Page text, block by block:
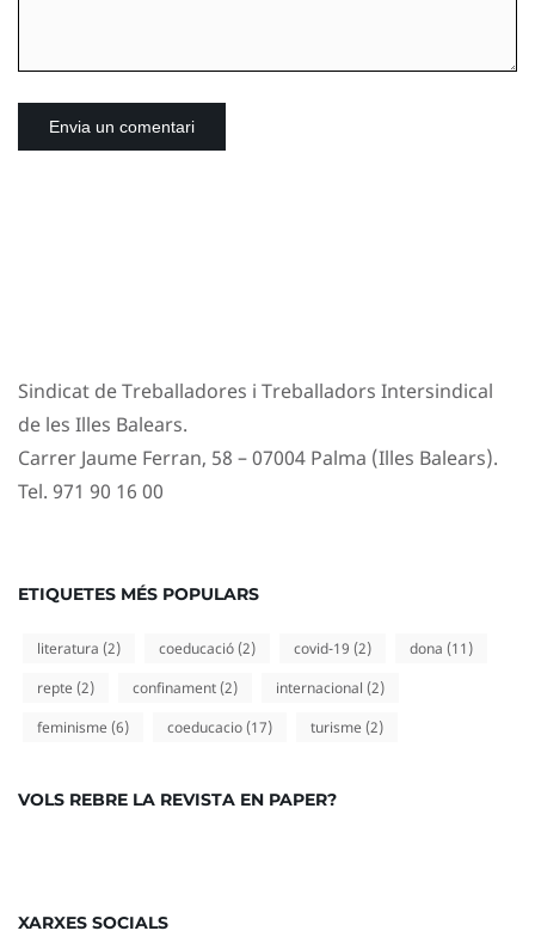
Sindicat de Treballadores i Treballadors Intersindical
de les Illes Balears.
Carrer Jaume Ferran, 58 – 07004 Palma (Illes Balears).
Tel. 971 90 16 00
ETIQUETES MÉS POPULARS
literatura (2) coeducació (2) covid-19 (2) dona (11)
repte (2) confinament (2) internacional (2)
feminisme (6) coeducacio (17) turisme (2)
VOLS REBRE LA REVISTA EN PAPER?
XARXES SOCIALS